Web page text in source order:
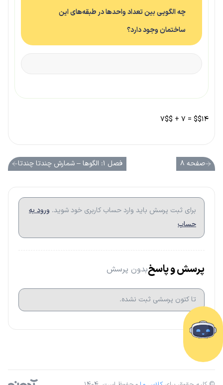
چه الگویی بین تعداد واحدها در طبقه‌های این
ساختمان وجود دارد؟
$$۱۴ = 7 + ۷$$
صفحه ۸ فصل ۱: الگوها – شمارش چندتا چندتا
برای ثبت پرسش باید وارد حساب کاربری خود شوید. ورود به
حساب
پرسش و پاسخبدون پرسش
تا کتون پرسشی ثبت نشده.